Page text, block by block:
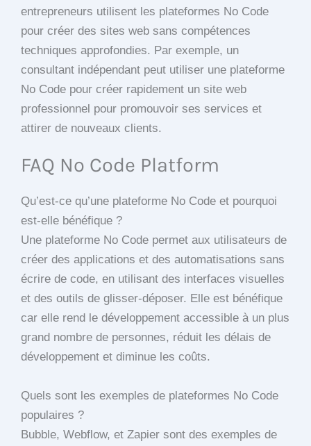
entrepreneurs utilisent les plateformes No Code
pour créer des sites web sans compétences
techniques approfondies. Par exemple, un
consultant indépendant peut utiliser une plateforme
No Code pour créer rapidement un site web
professionnel pour promouvoir ses services et
attirer de nouveaux clients.
FAQ No Code Platform
Qu’est-ce qu’une plateforme No Code et pourquoi
est-elle bénéfique ?
Une plateforme No Code permet aux utilisateurs de
créer des applications et des automatisations sans
écrire de code, en utilisant des interfaces visuelles
et des outils de glisser-déposer. Elle est bénéfique
car elle rend le développement accessible à un plus
grand nombre de personnes, réduit les délais de
développement et diminue les coûts.
Quels sont les exemples de plateformes No Code
populaires ?
Bubble, Webflow, et Zapier sont des exemples de